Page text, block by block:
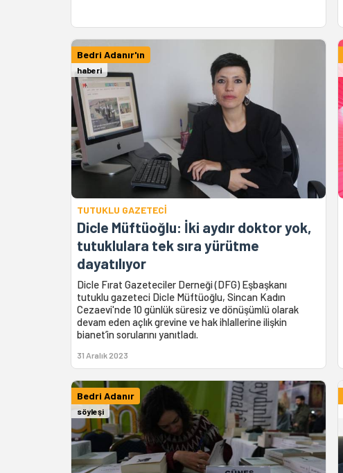
Bedri Adanır'ın
haberi
TUTUKLU GAZETECİ
Dicle Müftüoğlu: İki aydır doktor yok,
tutuklulara tek sıra yürütme
dayatılıyor
Dicle Fırat Gazeteciler Derneği (DFG) Eşbaşkanı
tutuklu gazeteci Dicle Müftüoğlu, Sincan Kadın
Cezaevi'nde 10 günlük süresiz ve dönüşümlü olarak
devam eden açlık grevine ve hak ihlallerine ilişkin
bianet’in sorularını yanıtladı.
31 Aralık 2023
Bedri Adanır
söyleşi